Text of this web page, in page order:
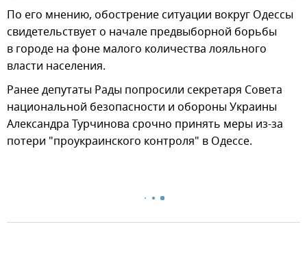
По его мнению, обострение ситуации вокруг Одессы
свидетельствует о начале предвыборной борьбы
в городе на фоне малого количества лояльного
власти населения.
Ранее депутаты Рады попросили секретаря Совета
национальной безопасности и обороны Украины
Александра Турчинова срочно принять меры из-за
потери "проукраинского контроля" в Одессе.